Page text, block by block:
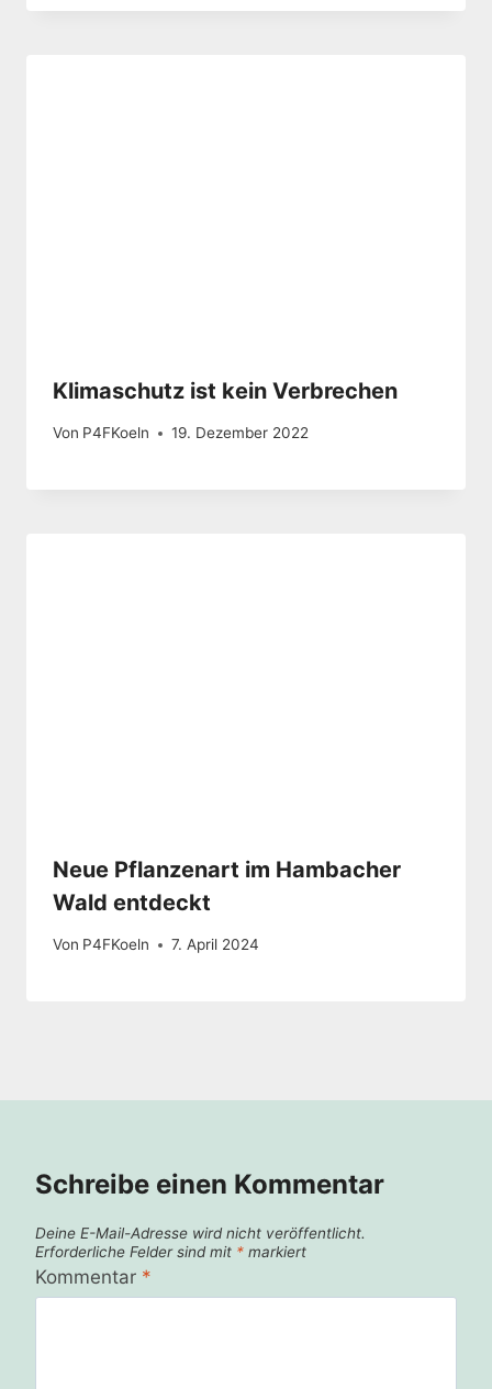
Klimaschutz ist kein Verbrechen
Von P4FKoeln 19. Dezember 2022
Neue Pflanzenart im Hambacher
Wald entdeckt
Von P4FKoeln 7. April 2024
Schreibe einen Kommentar
Deine E-Mail-Adresse wird nicht veröffentlicht.
Erforderliche Felder sind mit * markiert
Kommentar *